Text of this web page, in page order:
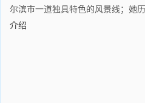
尔滨市一道独具特色的风景线；她
介绍